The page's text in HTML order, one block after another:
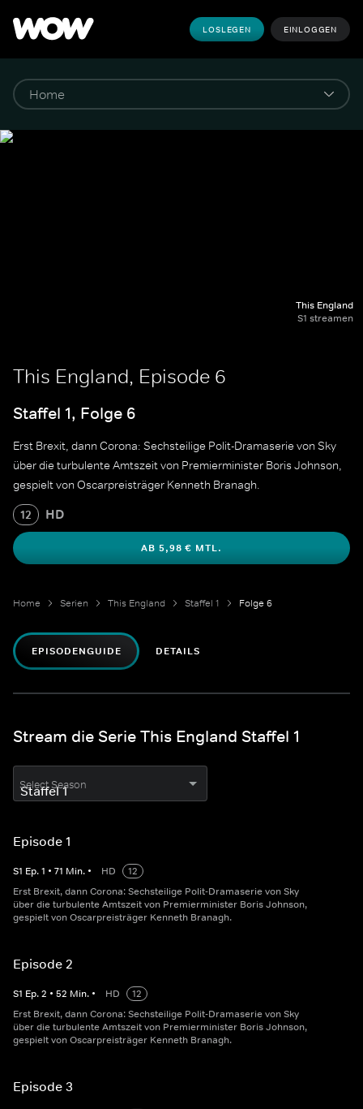
LOSLEGEN EINLOGGEN
This England
S1 streamen
This England, Episode 6
Staffel 1, Folge 6
Erst Brexit, dann Corona: Sechsteilige Polit-Dramaserie von Sky
über die turbulente Amtszeit von Premierminister Boris Johnson,
gespielt von Oscarpreisträger Kenneth Branagh.
12 HD
AB 5,98 € MTL.
Home Serien This England Staffel 1 Folge 6
EPISODENGUIDE DETAILS
Stream die Serie This England Staffel 1
Select Season
Episode 1
S1 Ep.1 • 71 Min. • HD
12
Erst Brexit, dann Corona: Sechsteilige Polit-Dramaserie von Sky
über die turbulente Amtszeit von Premierminister Boris Johnson,
gespielt von Oscarpreisträger Kenneth Branagh.
Episode 2
S1 Ep.2 • 52 Min. • HD
12
Erst Brexit, dann Corona: Sechsteilige Polit-Dramaserie von Sky
über die turbulente Amtszeit von Premierminister Boris Johnson,
gespielt von Oscarpreisträger Kenneth Branagh.
Episode 3